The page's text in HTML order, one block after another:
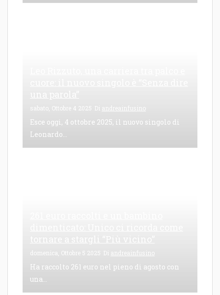
sabato, Ottobre 4 2025 Di andreainfusino
Esce oggi, 4 ottobre 2025, il nuovo singolo di
Leonardo...
domenica, Ottobre 5 2025 Di andreainfusino
Ha raccolto 261 euro nel pieno di agosto con
una...